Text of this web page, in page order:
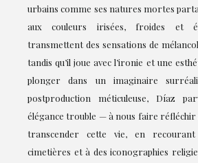
urbains comme ses natures mortes
aux couleurs irisées, froides et
transmettent des sensations de
tandis qu’il joue avec l’ironie et une
plonger dans un imaginaire
postproduction méticuleuse, Díaz
élégance trouble — à nous faire
transcender cette vie, en
cimetières et à des iconographies